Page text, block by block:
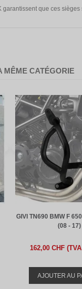
garantissent que ces
MÊME CATÉGORIE
GIVI TN690 BMW F
(08 - 17)
162,00 CHF
AJOUTER AU